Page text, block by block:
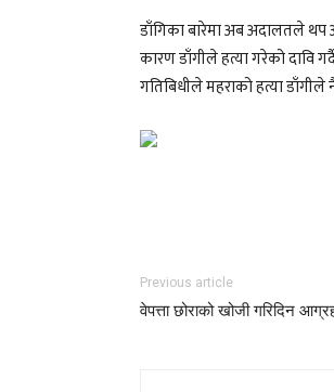
डाँगिका बारेमा अब अदालतले
कारण डाँगीले हत्या गरेको दावि
गतिबिधीले महराको हत्या डाँगीले
Previous article
वेपत्ता छोराको खोजी गरिदिन